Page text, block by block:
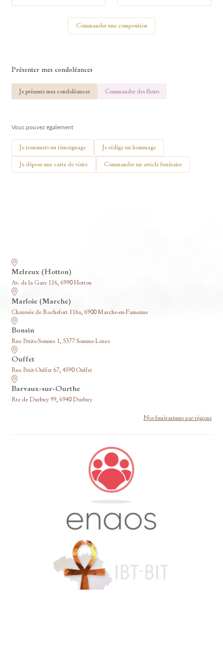
Commander une composition
Présenter mes condoléances
Je présente mes condoléances Commander des fleurs
Vous pouvez également
Je transmets un témoignage Je rédige un hommage
Je dépose une carte de visite Commander un article funéraire
Melreux (Hotton)
Av. de la Gare 116, 6990 Hotton
Marloie (Marche)
Chaussée de Rochefort 116a, 6900 Marche-en-Famenne
Bonsin
Rue Petite-Somme 1, 5377 Somme-Leuze
Ouffet
Rue Petit-Ouffet 67, 4590 Ouffet
Barvaux-sur-Ourthe
Rte de Durbuy 99, 6940 Durbuy
Nos funérariums par régions